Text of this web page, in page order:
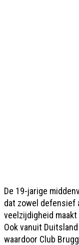
De 19-jarige
dat zowel defensief
veelzijdigheid
Ook vanuit
waardoor Club